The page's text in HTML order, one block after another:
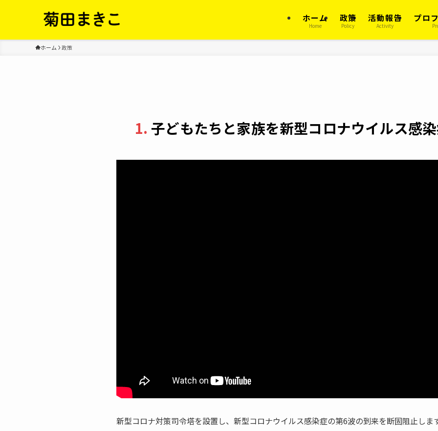
ホーム
Home
政策
Policy
活動報告
Activity
プロ
ホーム 政策
1. 子どもたちと家族を新型コロナウイルス感
新型コロナ対策司令塔を設置し、新型コロナウイルス感染症の第6波の到来を断固阻止しま